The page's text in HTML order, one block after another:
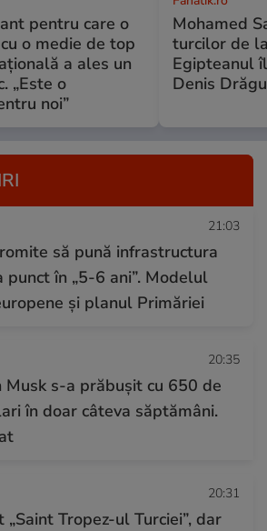
pentru care o
o medie de top
a ales un
„Este o
noi”
Mohamed
turcilor de
Egipteanul
Denis
21:03
să pună infrastructura
punct în „5-6 ani”. Modelul
și planul Primăriei
20:35
Musk s-a prăbușit cu 650 de
în doar câteva săptămâni.
20:31
Tropez-ul Turciei”, dar